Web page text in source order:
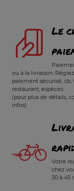
Le
ou à la livraison.
paiement sécurisé, cb,
restaurant, espèces.
(pour plus de détails,
infos)
Votre
chez
30 à 45